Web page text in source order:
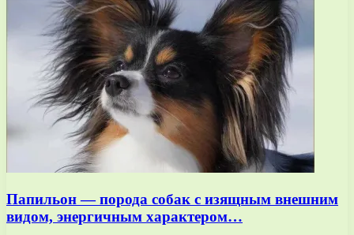
Папильон — порода собак с изящным внешним
видом, энергичным характером…